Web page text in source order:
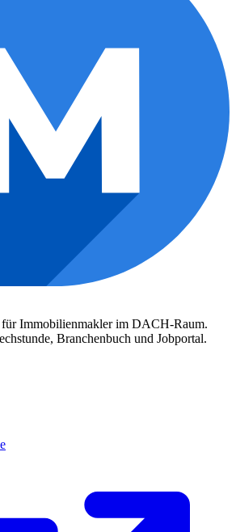
Immobilienmakler im DACH-Raum.
Branchenbuch und Jobportal.